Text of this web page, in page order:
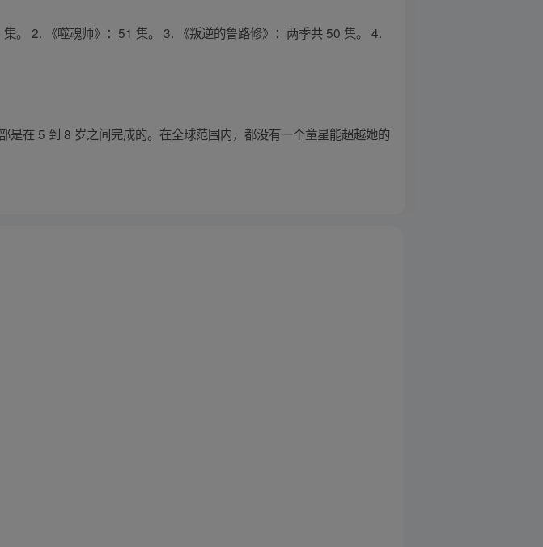
。 2. 《噬魂师》：51 集。 3. 《叛逆的鲁路修》：两季共 50 集。 4.
在 5 到 8 岁之间完成的。在全球范围内，都没有一个童星能超越她的